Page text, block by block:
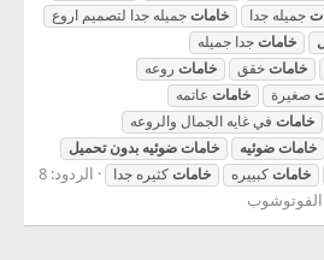
جميله جدا خاماتجميله جدا لتصميم اروع
خاماتجدا جميله
خاماتخقق خامات روعه
صغيرة خامات عاتمه
خامات في غايه الجمال والروعه
خاماتضوئيه خاماتضوئيه بدون تحميل
خاماتكبييره خاماتكثيره جدا
الردود: 8